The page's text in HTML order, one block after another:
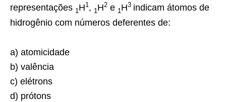
representações 1 H1 , 1 H2 e 1 H3 indicam átomos de
hidrogênio com números deferentes de:
a) atomicidade
b) valência
c) elétrons
d) prótons